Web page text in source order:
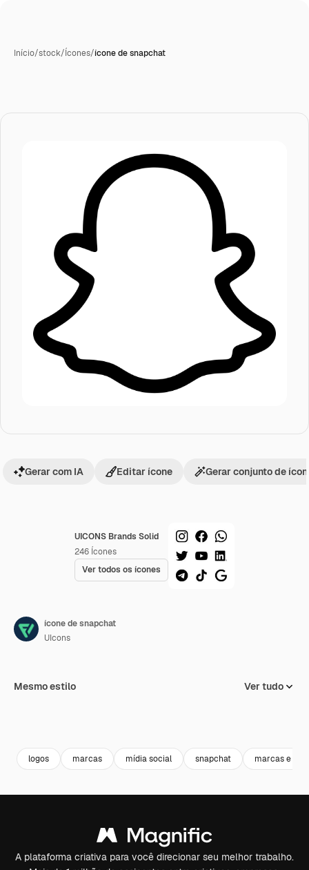
Início/stock/Ícones/ícone de snapchat
UICONS Brands Solid
246 Ícones
Ver todos os ícones
Gerar com IA Editar ícone Gerar conjunto de
ícone de snapchat
UIcons
Mesmo estilo Ver tudo
logos marcas mídia social snapchat marcas e
A plataforma criativa para você direcionar seu melhor trabalho.